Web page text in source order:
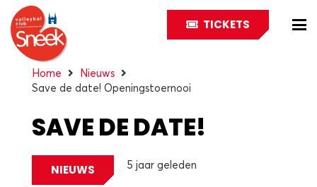
TICKETS
Home
Nieuws
Save de date! Openingstoernooi
SAVE DE DATE!
OPENINGSTOERNOOI
NIEUWS 5 jaar geleden